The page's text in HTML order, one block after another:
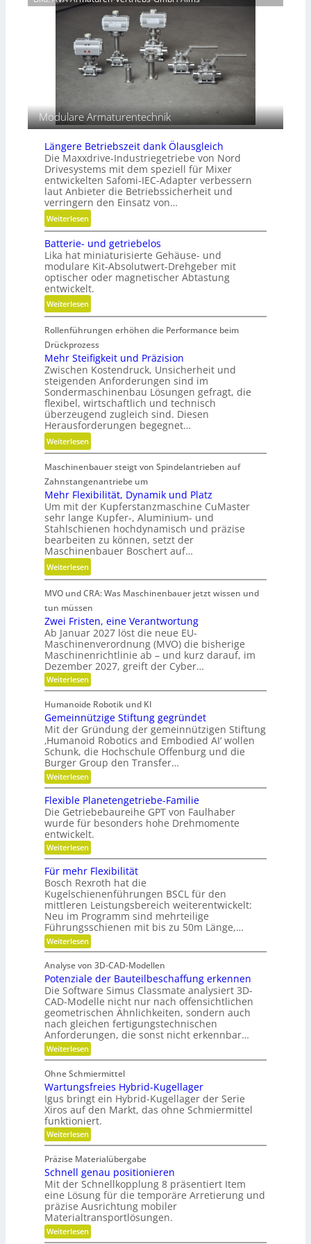
h
t
d
e
i
n
i
t
h
l
f
f
e
n
Modulare Armaturentechnik
Längere Betriebszeit dank Ölausgleich
Die Maxxdrive-Industriegetriebe von Nord
Drivesystems mit dem speziell für Mixer
entwickelten Safomi-IEC-Adapter verbessern
laut Anbieter die Betriebssicherheit und
verringern den Einsatz von…
Weiterlesen:
L
ä
n
g
e
r
e
e
t
r
e
b
s
z
e
i
t
d
a
n
k
Ö
a
u
l
e
c
h
Batterie- und getriebelos
Lika hat miniaturisierte Gehäuse- und
modulare Kit-Absolutwert-Drehgeber mit
optischer oder magnetischer Abtastung
entwickelt.
Weiterlesen:
B
a
t
t
e
r
i
e
-
u
n
d
e
t
r
i
e
b
e
l
o
s
Rollenführungen erhöhen die Performance beim
Drückprozess
Mehr Steifigkeit und Präzision
Zwischen Kostendruck, Unsicherheit und
steigenden Anforderungen sind im
Sondermaschinenbau Lösungen gefragt, die
flexibel, wirtschaftlich und technisch
überzeugend zugleich sind. Diesen
Herausforderungen begegnet…
Weiterlesen:
M
e
h
r
S
t
e
i
f
i
k
e
i
u
n
d
P
r
ä
z
i
s
i
o
n
Maschinenbauer steigt von Spindelantrieben auf
Zahnstangenantriebe um
Mehr Flexibilität, Dynamik und Platz
Um mit der Kupferstanzmaschine CuMaster
sehr lange Kupfer-, Aluminium- und
Stahlschienen hochdynamisch und präzise
bearbeiten zu können, setzt der
Maschinenbauer Boschert auf…
Weiterlesen:
M
e
h
r
F
l
e
x
i
l
i
t
ä
t
,
D
y
n
a
m
k
u
n
d
P
l
t
z
MVO und CRA: Was Maschinenbauer jetzt wissen und
tun müssen
Zwei Fristen, eine Verantwortung
Ab Januar 2027 löst die neue EU-
Maschinenverordnung (MVO) die bisherige
Maschinenrichtlinie ab – und kurz darauf, im
Dezember 2027, greift der Cyber…
Weiterlesen:
Z
e
i
F
r
i
s
t
e
n
,
e
i
n
e
V
e
a
n
t
w
o
r
t
u
n
Humanoide Robotik und KI
Gemeinnützige Stiftung gegründet
Mit der Gründung der gemeinnützigen Stiftung
‚Humanoid Robotics and Embodied AI‘ wollen
Schunk, die Hochschule Offenburg und die
Burger Group den Transfer…
Weiterlesen:
G
e
m
e
i
n
n
ü
z
i
g
e
S
t
i
f
t
n
g
g
e
g
r
ü
n
d
e
Flexible Planetengetriebe-Familie
Die Getriebebaureihe GPT von Faulhaber
wurde für besonders hohe Drehmomente
entwickelt.
Weiterlesen:
F
e
x
i
b
l
e
P
l
a
n
t
e
n
g
e
t
r
i
e
b
e
-
F
a
m
i
l
i
e
Für mehr Flexibilität
Bosch Rexroth hat die
Kugelschienenführungen BSCL für den
mittleren Leistungsbereich weiterentwickelt:
Neu im Programm sind mehrteilige
Führungsschienen mit bis zu 50m Länge,…
Weiterlesen:
F
r
m
e
h
r
F
l
e
x
i
i
l
i
t
ä
t
Analyse von 3D-CAD-Modellen
Potenziale der Bauteilbeschaffung erkennen
Die Software Simus Classmate analysiert 3D-
CAD-Modelle nicht nur nach offensichtlichen
geometrischen Ähnlichkeiten, sondern auch
nach gleichen fertigungstechnischen
Anforderungen, die sonst nicht erkennbar…
Weiterlesen:
P
t
e
n
z
i
a
l
e
e
r
B
a
u
t
e
i
Ohne Schmiermittel
Wartungsfreies Hybrid-Kugellager
Igus bringt ein Hybrid-Kugellager der Serie
Xiros auf den Markt, das ohne Schmiermittel
funktioniert.
Weiterlesen:
W
r
t
u
n
g
s
f
r
e
Präzise Materialübergabe
Schnell genau positionieren
Mit der Schnellkopplung 8 präsentiert Item
eine Lösung für die temporäre Arretierung und
präzise Ausrichtung mobiler
Materialtransportlösungen.
Weiterlesen:
S